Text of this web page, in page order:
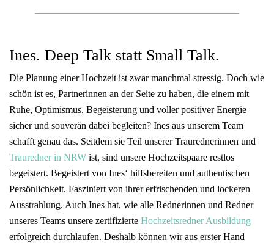
Ines. Deep Talk statt Small Talk.
Die Planung einer Hochzeit ist zwar manchmal stressig. Doch wie
schön ist es, Partnerinnen an der Seite zu haben, die einem mit
Ruhe, Optimismus, Begeisterung und voller positiver Energie
sicher und souverän dabei begleiten? Ines aus unserem Team
schafft genau das. Seitdem sie Teil unserer Traurednerinnen und
Trauredner in NRW ist, sind unsere Hochzeitspaare restlos
begeistert. Begeistert von Ines‘ hilfsbereiten und authentischen
Persönlichkeit. Fasziniert von ihrer erfrischenden und lockeren
Ausstrahlung. Auch Ines hat, wie alle Rednerinnen und Redner
unseres Teams unsere zertifizierte Hochzeitsredner Ausbildung
erfolgreich durchlaufen. Deshalb können wir aus erster Hand